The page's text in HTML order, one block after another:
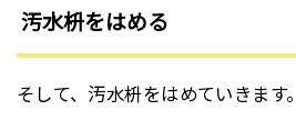
汚水枡をはめる
そして、汚水枡をはめていきます。